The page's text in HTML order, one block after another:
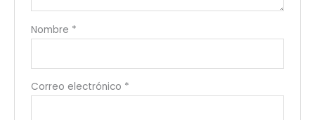
Nombre *
Correo electrónico *